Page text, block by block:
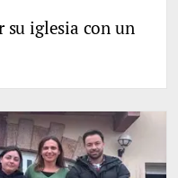
su iglesia con un